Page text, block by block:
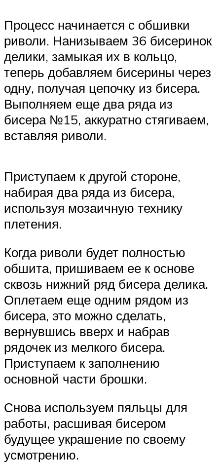
Процесс начинается с обшивки
риволи. Нанизываем 36 бисеринок
делики, замыкая их в кольцо,
теперь добавляем бисерины через
одну, получая цепочку из бисера.
Выполняем еще два ряда из
бисера №15, аккуратно стягиваем,
вставляя риволи.
Приступаем к другой стороне,
набирая два ряда из бисера,
используя мозаичную технику
плетения.
Когда риволи будет полностью
обшита, пришиваем ее к основе
сквозь нижний ряд бисера делика.
Оплетаем еще одним рядом из
бисера, это можно сделать,
вернувшись вверх и набрав
рядочек из мелкого бисера.
Приступаем к заполнению
основной части брошки.
Снова используем пяльцы для
работы, расшивая бисером
будущее украшение по своему
усмотрению.